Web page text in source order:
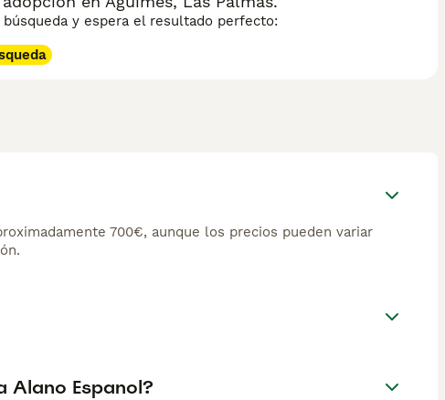
y espera el resultado perfecto:
700€, aunque los precios pueden variar
Alano Espanol?